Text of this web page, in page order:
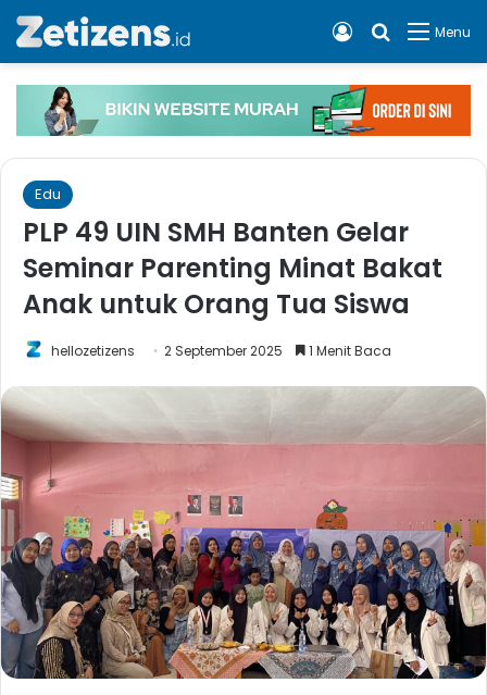
Menu
Cari apa,
Log In
Edu
PLP 49 UIN SMH Banten Gelar
Seminar Parenting Minat Bakat
Anak untuk Orang Tua Siswa
hellozetizens 2 September 2025 1 Menit Baca